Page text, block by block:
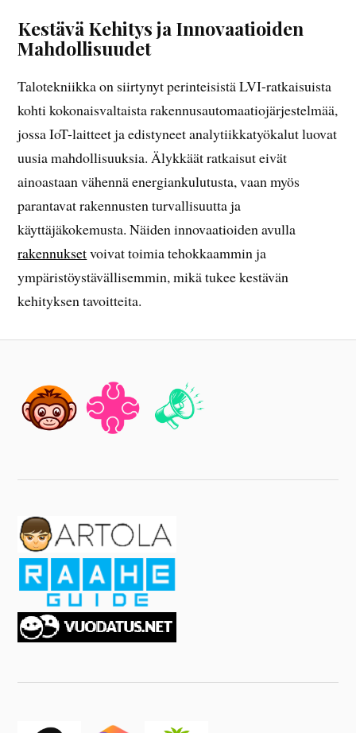
Kestävä Kehitys ja Innovaatioiden
Mahdollisuudet
Talotekniikka on siirtynyt perinteisistä LVI-ratkaisuista
kohti kokonaisvaltaista rakennusautomaatiojärjestelmää,
jossa IoT-laitteet ja edistyneet analytiikkatyökalut luovat
uusia mahdollisuuksia. Älykkäät ratkaisut eivät
ainoastaan vähennä energiankulutusta, vaan myös
parantavat rakennusten turvallisuutta ja
käyttäjäkokemusta. Näiden innovaatioiden avulla
rakennuksetvoivat toimia tehokkaammin ja
ympäristöystävällisemmin, mikä tukee kestävän
kehityksen tavoitteita.